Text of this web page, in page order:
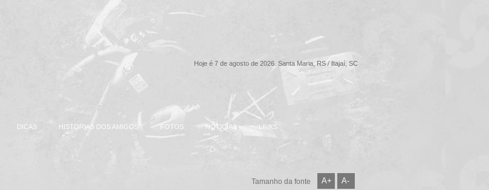
Hoje é 7 de agosto de 2026. Santa Maria, RS / Itajaí, SC
DICAS HISTORIAS DOS AMIGOS FOTOS NOTICIAS LINKS
Tamanho da fonte A+ A-